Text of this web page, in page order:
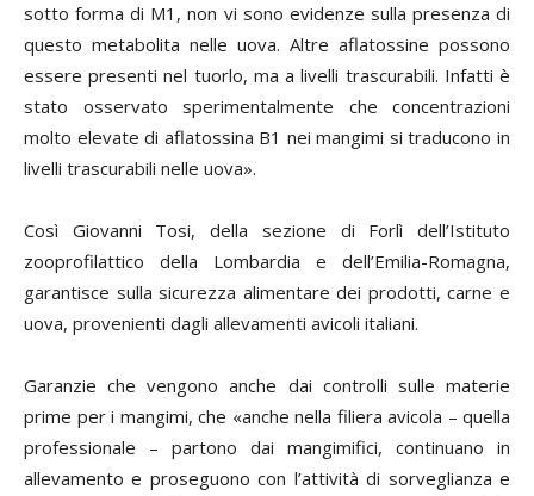
sotto forma di M1, non vi sono evidenze sulla presenza di
questo metabolita nelle uova. Altre aflatossine possono
essere presenti nel tuorlo, ma a livelli trascurabili. Infatti è
stato osservato sperimentalmente che concentrazioni
molto elevate di aflatossina B1 nei mangimi si traducono in
livelli trascurabili nelle uova».
Così Giovanni Tosi, della sezione di Forlì dell’Istituto
zooprofilattico della Lombardia e dell’Emilia-Romagna,
garantisce sulla sicurezza alimentare dei prodotti, carne e
uova, provenienti dagli allevamenti avicoli italiani.
Garanzie che vengono anche dai controlli sulle materie
prime per i mangimi, che «anche nella filiera avicola – quella
professionale – partono dai mangimifici, continuano in
allevamento e proseguono con l’attività di sorveglianza e